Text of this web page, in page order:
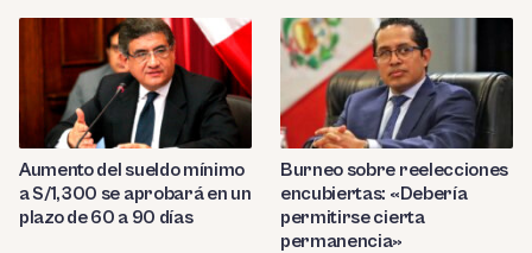
Aumento del sueldo mínimo
a S/1,300 se aprobará en un
plazo de 60 a 90 días
Burneo sobre reelecciones
encubiertas: «Debería
permitirse cierta
permanencia»